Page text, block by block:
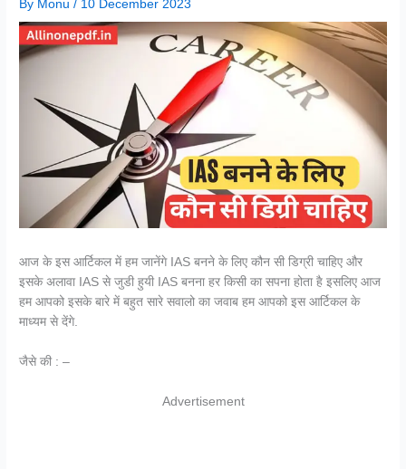
By Monu/ 10 December 2023
आज के इस आर्टिकल में हम जानेंगे IAS बनने के लिए कौन सी डिग्री चाहिए और
इसके अलावा IAS से जुडी हुयी IAS बनना हर किसी का सपना होता है इसलिए आज
हम आपको इसके बारे में बहुत सारे सवालो का जवाब हम आपको इस आर्टिकल के
माध्यम से देंगे.
जैसे की : –
Advertisement